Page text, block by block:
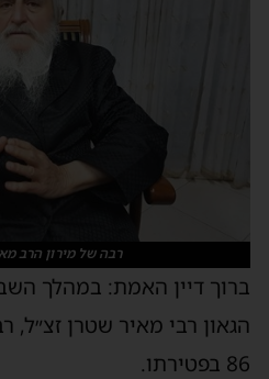
רבה של מירון הרב
ברוך דיין האמת: במהלך
הגאון רבי מאיר שטרן זצ״ל,
86 בפטירתו.